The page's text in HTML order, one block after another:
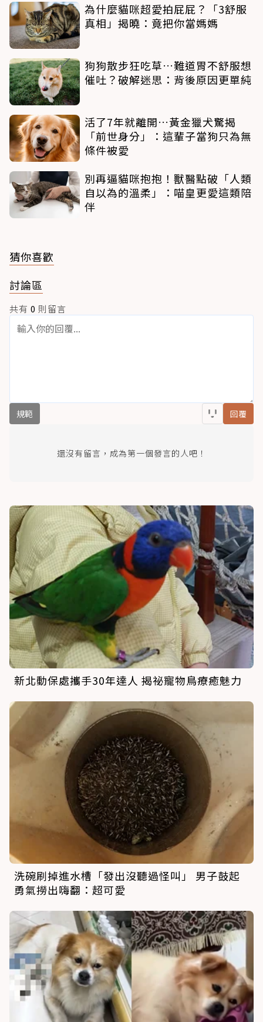
為什麼貓咪超愛拍屁屁？「3舒服
真相」揭曉：竟把你當媽媽
狗狗散步狂吃草…難道胃不舒服想
催吐？破解迷思：背後原因更單純
活了7年就離開…黃金獵犬驚揭
「前世身分」：這輩子當狗只為無
條件被愛
別再逼貓咪抱抱！獸醫點破「人類
自以為的溫柔」：喵皇更愛這類陪
伴
猜你喜歡
討論區
共有 0 則留言
規範 回覆
還沒有留言，成為第一個發言的人吧！
新北動保處攜手30年達人 揭祕寵物鳥療癒魅力
洗碗刷掉進水槽「發出沒聽過怪叫」 男子鼓起
勇氣撈出嗨翻：超可愛